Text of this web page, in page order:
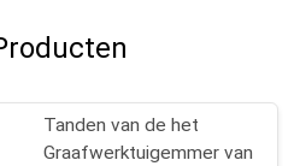
Tanden van de het
Graafwerktuigemmer van